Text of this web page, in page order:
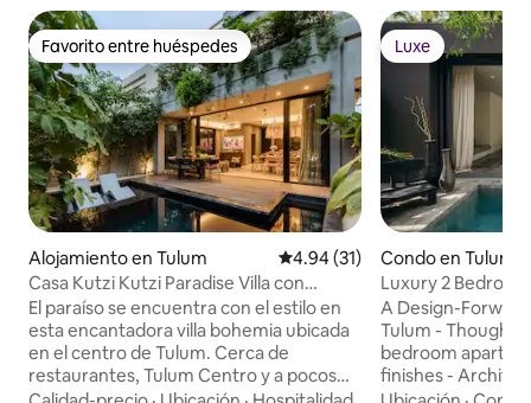
Favorito entre huéspedes
Favorito entre huéspedes
Alojamiento en Tulum Calificación promedio: 4.94 de
4.94 (31)
Casa Kutzi Kutzi Paradise Villa con
acceso al club de playa
El paraíso se encuentra con el estilo en
esta encantadora villa bohemia ubicada
en el centro de Tulum. Cerca de
restaurantes, Tulum Centro y a pocos
minutos de las playas de arena blanca de
Luxe
Luxe
Condo en Tulum
Luxury 2
Pool
A Design-
Tulum - Thoughtfully designed luxury 2
bedroom
finishes -
featured in